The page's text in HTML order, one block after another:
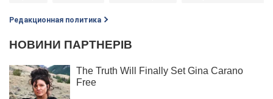
Редакционная политика